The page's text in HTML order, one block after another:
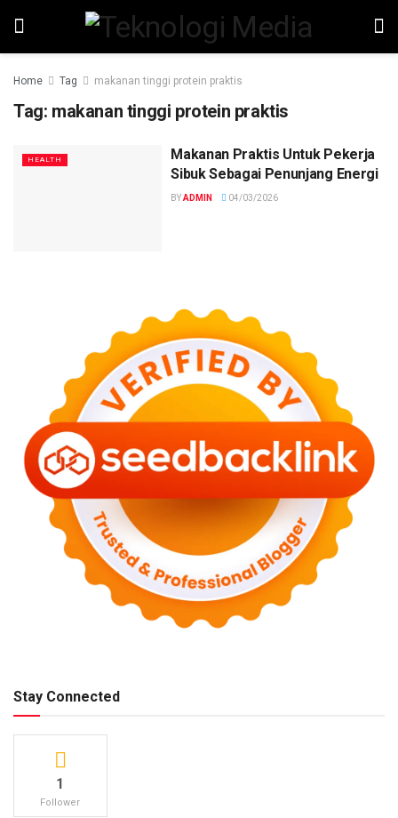
Home Tag makanan tinggi protein praktis
Tag: makanan tinggi protein praktis
HEALTH
Makanan Praktis Untuk Pekerja
Sibuk Sebagai Penunjang Energi
BYADMIN 04/03/2026
Stay Connected
1
Follower